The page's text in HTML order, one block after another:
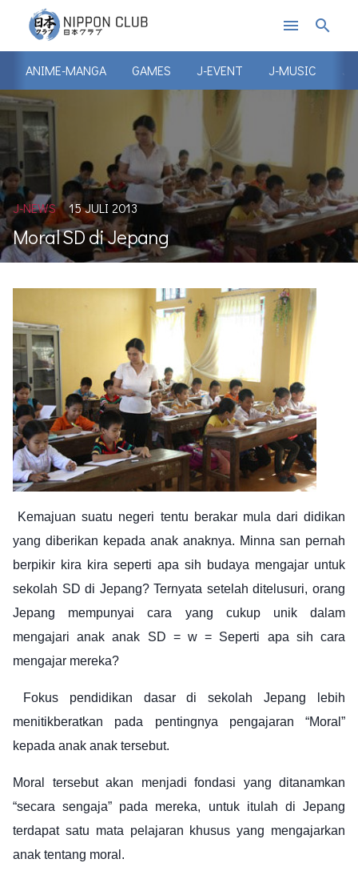
menu search
ANIME-MANGA GAMES J-EVENT J-MUSIC J-
J-NEWS 15 JULI 2013
Moral SD di Jepang
Kemajuan suatu negeri tentu berakar mula dari didikan
yang diberikan kepada anak anaknya. Minna san pernah
berpikir kira kira seperti apa sih budaya mengajar untuk
sekolah SD di Jepang? Ternyata setelah ditelusuri, orang
Jepang mempunyai cara yang cukup unik dalam
mengajari anak anak SD = w = Seperti apa sih cara
mengajar mereka?
Fokus pendidikan dasar di sekolah Jepang lebih
menitikberatkan pada pentingnya pengajaran “Moral”
kepada anak anak tersebut.
Moral tersebut akan menjadi fondasi yang ditanamkan
“secara sengaja” pada mereka, untuk itulah di Jepang
terdapat satu mata pelajaran khusus yang mengajarkan
anak tentang moral.